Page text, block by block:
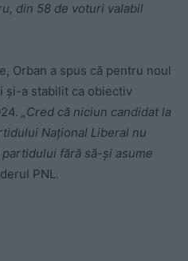
din 58 de voturi valabil
Orban a spus că pentru noul
şi-a stabilit ca obiectiv
„Cred că niciun candidat la
Naţional Liberal nu
fără să-şi asume
PNL.